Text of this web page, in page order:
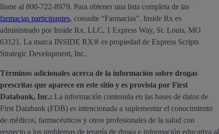
llame al 800-722-8979. Para obtener una lista completa de las
farmacias participantes, consulte “Farmacias”. Inside Rx es
administrado por Inside Rx, LLC, 1 Express Way, St. Louis, MO
63121. La marca INSIDE RX® es propiedad de Express Scripts
Strategic Development, Inc.
Términos adicionales acerca de la información sobre drogas
prescritas que aparece en este sitio y es provista por First
Databank, Inc.: La información contenida en las bases de datos de
First Databank (FDB) es intencionada a suplementar el conocimiento
de médicos, farmacéuticos y otros profesionales de la salud con
respecto a los problemas de terapía de droga e información educativa al